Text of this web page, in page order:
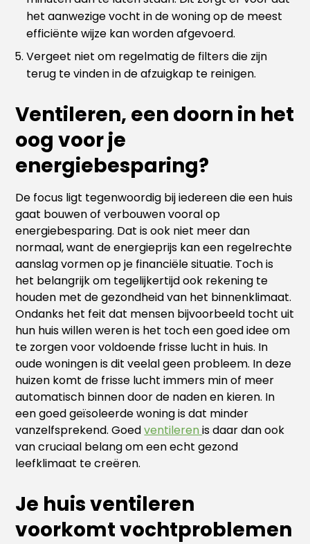
het aanwezige vocht in de woning op de meest
efficiënte wijze kan worden afgevoerd.
Vergeet niet om regelmatig de filters die zijn
terug te vinden in de afzuigkap te reinigen.
Ventileren, een doorn in het
oog voor je
energiebesparing?
De focus ligt tegenwoordig bij iedereen die een huis
gaat bouwen of verbouwen vooral op
energiebesparing. Dat is ook niet meer dan
normaal, want de energieprijs kan een regelrechte
aanslag vormen op je financiële situatie. Toch is
het belangrijk om tegelijkertijd ook rekening te
houden met de gezondheid van het binnenklimaat.
Ondanks het feit dat mensen bijvoorbeeld tocht uit
hun huis willen weren is het toch een goed idee om
te zorgen voor voldoende frisse lucht in huis. In
oude woningen is dit veelal geen probleem. In deze
huizen komt de frisse lucht immers min of meer
automatisch binnen door de naden en kieren. In
een goed geïsoleerde woning is dat minder
vanzelfsprekend. Goedventilerenis daar dan ook
van cruciaal belang om een echt gezond
leefklimaat te creëren.
Je huis ventileren
voorkomt vochtproblemen